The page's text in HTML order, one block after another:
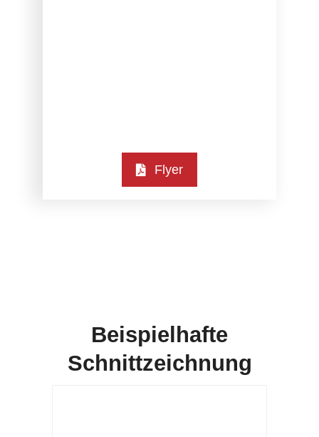
Flyer
Beispielhafte
Schnittzeichnung